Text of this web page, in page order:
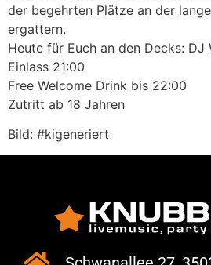
der begehrten Plätze an der
ergattern.
Heute für Euch an den Decks: DJ
Einlass 21:00
Free Welcome Drink bis 22:00
Zutritt ab 18 Jahren
Bild: #kigeneriert